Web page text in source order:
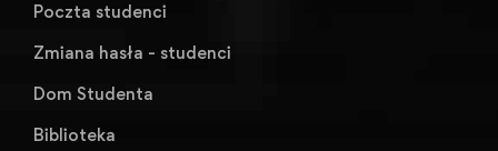
Poczta studenci
Zmiana hasła - studenci
Dom Studenta
Biblioteka